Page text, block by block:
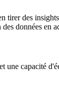
tirer des
données en
une capacité